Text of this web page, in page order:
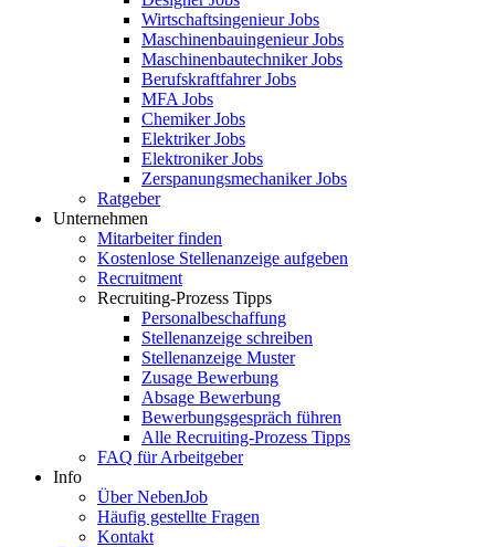
Wirtschaftsingenieur Jobs
Maschinenbauingenieur Jobs
Maschinenbautechniker Jobs
Berufskraftfahrer Jobs
MFA Jobs
Chemiker Jobs
Elektriker Jobs
Elektroniker Jobs
Zerspanungsmechaniker Jobs
Ratgeber
Unternehmen
Mitarbeiter finden
Kostenlose Stellenanzeige aufgeben
Recruitment
Recruiting-Prozess Tipps
Personalbeschaffung
Stellenanzeige schreiben
Stellenanzeige Muster
Zusage Bewerbung
Absage Bewerbung
Bewerbungsgespräch führen
Alle Recruiting-Prozess Tipps
FAQ für Arbeitgeber
Info
Über NebenJob
Häufig gestellte Fragen
Kontakt